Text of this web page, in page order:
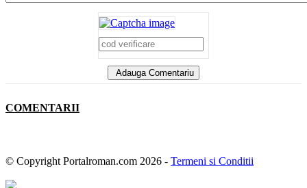
Adauga Comentariu
COMENTARII
© Copyright Portalroman.com 2026 - Termeni si Conditii